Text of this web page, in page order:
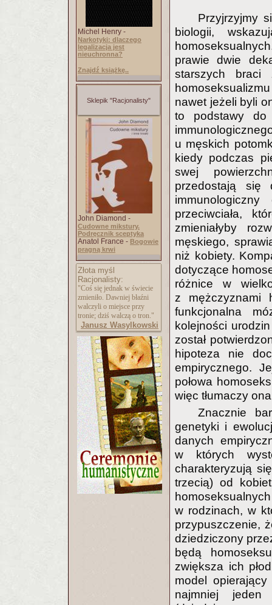
Michel Henry -
Narkotyki: dlaczego
legalizacja jest
nieuchronna?
Znajdź książkę..
Sklepik "Racjonalisty"
John Diamond -
Cudowne mikstury.
Podręcznik sceptyka
Anatol France - Bogowie
pragną krwi
Złota myśl
Racjonalisty:
"Coś się jednak w świecie
zmieniło. Dawniej błaźni
walczyli o miejsce przy
tronie; dziś walczą o tron."
Janusz Wasylkowski
Przyjrzyjmy
biologii,
prawie dwie
starszych braci
nawet jeżeli byli
to podstawy do
u męskich
kiedy podczas
swej
przedostają się
przeciwciała,
zmieniałyby
męskiego,
niż kobiety.
dotyczące
różnice w
z mężczyznami
funkcjonalna
kolejności
został
hipoteza nie
empirycznego.
połowa
więc tłumaczy
Znacznie
genetyki i
danych
w których
charakteryzują
trzecią) od
w rodzinach, w
przypuszczenie,
dziedziczony
będą
zwiększa ich
model
najmniej